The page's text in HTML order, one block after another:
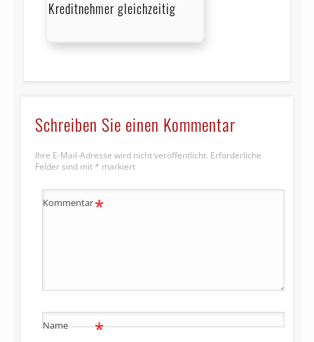
Kreditnehmer gleichzeitig
Schreiben Sie einen Kommentar
Ihre E-Mail-Adresse wird nicht veröffentlicht. Erforderliche
Felder sind mit * markiert
Kommentar*
Name *